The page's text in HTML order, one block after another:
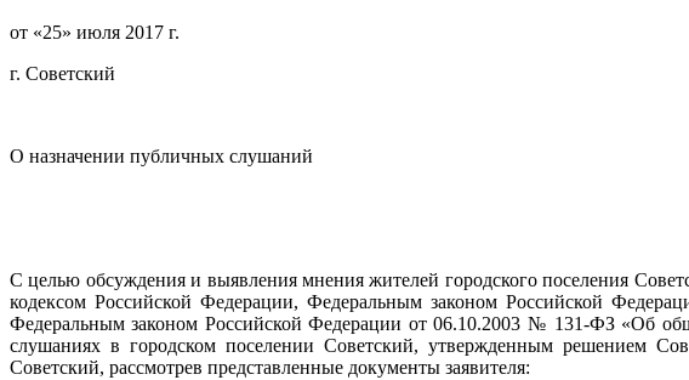
от «25» июля 2017 г. №
г. Советский
О назначении публичных слушаний
С целью обсуждения и выявления мнения жителей городского поселения
кодексом Российской Федерации, Федеральным законом Российской
Федеральным законом Российской Федерации от 06.10.2003 № 131-ФЗ «Об
слушаниях в городском поселении Советский, утвержденным решением
Советский, рассмотрев представленные документы заявителя: